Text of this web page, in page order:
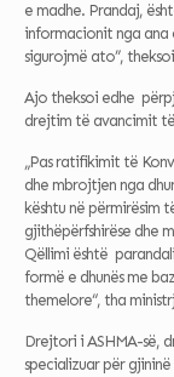
e madhe. Prandaj,
informacionit nga ana
sigurojmë ato”,
Ajo theksoi edhe
drejtim të avancimit
„Pas ratifikimit të
dhe mbrojtjen nga
kështu në përmirësim
gjithëpërfshirëse dhe
Qëllimi është
formë e dhunës me
themelore“, tha
Drejtori i ASHMA-së,
specializuar për